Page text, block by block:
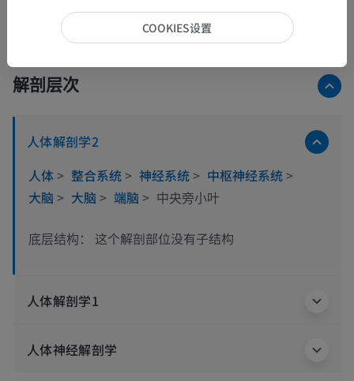
解剖层次
人体解剖学2
人体> 整合系统> 神经系统> 中枢神经系统>
大脑 > 大脑 > 端脑 > 中央旁小叶
底层结构： 这个解剖部位没有子结构
人体解剖学1
人体神经解剖学
COOKIES设置